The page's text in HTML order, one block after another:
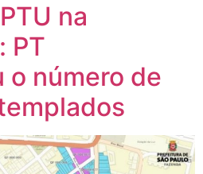
na
PT
número de